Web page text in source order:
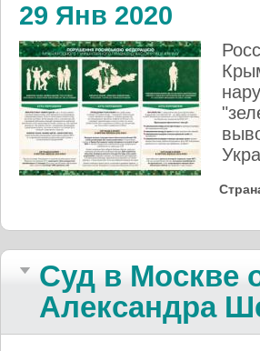
29 Янв 2020
Суд в Москве
Александра